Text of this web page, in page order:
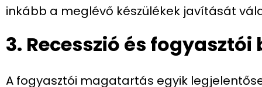
inkább a meglévő készülékek javítását
3. Recesszió és
A fogyasztói magatartás egyik